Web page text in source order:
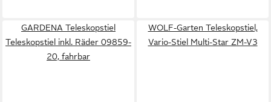
GARDENA Teleskopstiel
Teleskopstiel inkl. Räder 09859-
20, fahrbar
WOLF-Garten Teleskopstiel,
Vario-Stiel Multi-Star ZM-V3